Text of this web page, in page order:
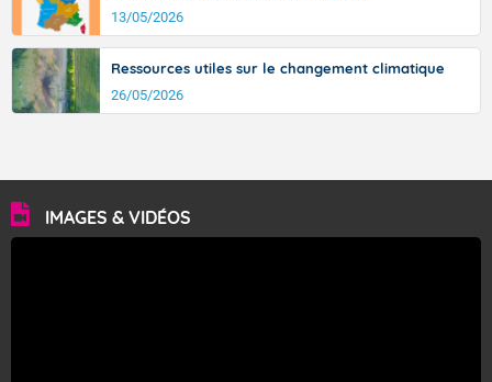
13/05/2026
Ressources utiles sur le changement climatique
26/05/2026
IMAGES & VIDÉOS